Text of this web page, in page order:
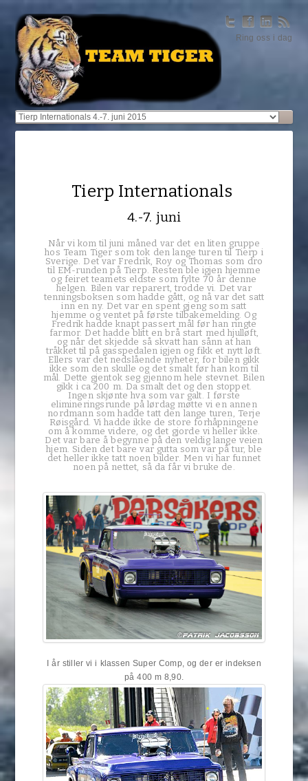
Ring oss i dag
Tierp Internationals
4.-7. juni
Når vi kom til juni måned var det en liten gruppe
hos Team Tiger som tok den lange turen til Tierp i
Sverige. Det var Fredrik, Roy og Thomas som dro
til EM-runden på Tierp. Resten ble igjen hjemme
og feiret teamets eldste som fylte 70 år denne
helgen. Bilen var reparert, trodde vi. Det var
tenningsboksen som hadde gått, og nå var det satt
inn en ny. Det var en spent gjeng som satt
hjemme og ventet på første tilbakemelding. Og
Fredrik hadde knapt passert mål før han ringte
farmor. Det hadde blitt en brå start med hjulløft,
og når det skjedde så skvatt han sånn at han
tråkket til på gasspedalen igjen og fikk et nytt løft.
Ellers var det nedslående nyheter, for bilen gikk
ikke som den skulle og det smalt før han kom til
mål. Dette gjentok seg gjennom hele stevnet. Bilen
gikk i ca 200 m. Da smalt det og den stoppet.
Ingen skjønte hva som var galt. I første
elimineringsrunde på lørdag møtte vi en annen
nordmann som hadde tatt den lange turen, Terje
Røisgård. Vi hadde ikke de store forhåpningene
om å komme videre, og det gjorde vi heller ikke.
Det var bare å begynne på den veldig lange veien
hjem. Siden det bare var gutta som var på tur, ble
det heller ikke tatt noen bilder. Men vi har funnet
noen på nettet, så da får vi bruke de.
I år stiller vi i klassen Super Comp, og der er indeksen
på 400 m 8,90.